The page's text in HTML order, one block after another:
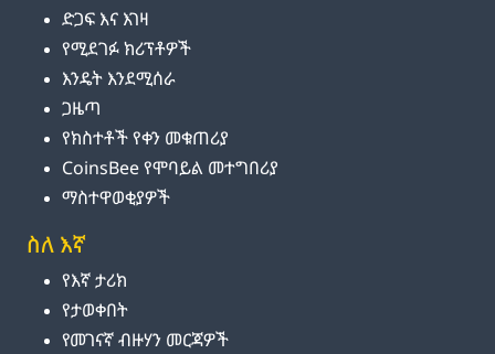
ድጋፍ እና እገዛ
የሚደገፉ ክሪፕቶዎች
እንዴት እንደሚሰራ
ጋዜጣ
የክስተቶች የቀን መቁጠሪያ
CoinsBee የሞባይል መተግበሪያ
ማስተዋወቂያዎች
ስለ እኛ
የእኛ ታሪክ
የታወቀበት
የመገናኛ ብዙሃን መርጃዎች